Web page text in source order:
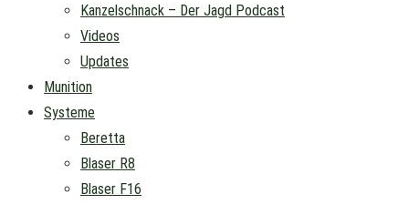
Kanzelschnack – Der Jagd Podcast
Videos
Updates
Munition
Systeme
Beretta
Blaser R8
Blaser F16